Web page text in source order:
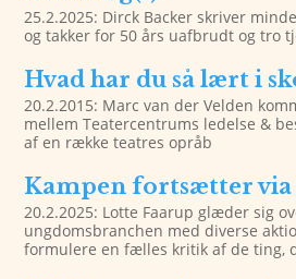
25.2.2025: Dirck Backer skriver
og takker for 50 års uafbrudt og tro
Hvad har du så lært i
20.2.2015: Marc van der Velden
mellem Teatercentrums ledelse &
af en række teatres opråb
Kampen fortsætter
20.2.2025: Lotte Faarup glæder sig
ungdomsbranchen med diverse
formulere en fælles kritik af de ting,